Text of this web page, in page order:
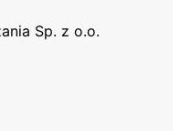
Sp. z o.o.